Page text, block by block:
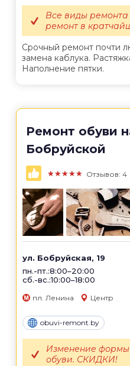
Срочный ремонт почти
замена каблука.
Наполнение пятки.
Все виды
ремонт в
Ремонт обуви
Бобруйской
★★★★★ Отзывов: 4
ул. Бобруйская, 19
пн.-пт.:8:00–20:00
сб.-вс.:10:00–18:00
пл. Ленина Центр
obuvi-remont.by
Изменение формы
обуви. СКИДКИ!